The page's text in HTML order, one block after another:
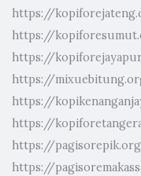
https://
https://
https://
https://
https://
https://
https://
https://